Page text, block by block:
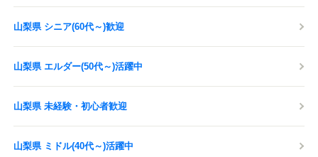
山梨県 シニア(60代～)歓迎
山梨県 エルダー(50代～)活躍中
山梨県 未経験・初心者歓迎
山梨県 ミドル(40代～)活躍中